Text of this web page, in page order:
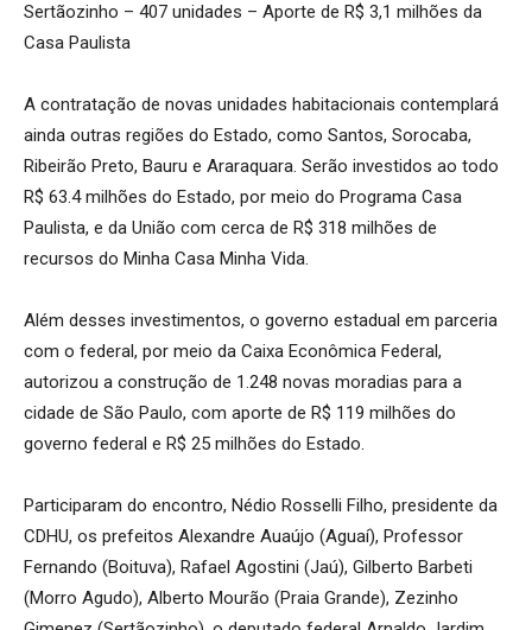
Sertãozinho – 407 unidades – Aporte de R$ 3,1 milhões da
Casa Paulista
A contratação de novas unidades habitacionais contemplará
ainda outras regiões do Estado, como Santos, Sorocaba,
Ribeirão Preto, Bauru e Araraquara. Serão investidos ao todo
R$ 63.4 milhões do Estado, por meio do Programa Casa
Paulista, e da União com cerca de R$ 318 milhões de
recursos do Minha Casa Minha Vida.
Além desses investimentos, o governo estadual em parceria
com o federal, por meio da Caixa Econômica Federal,
autorizou a construção de 1.248 novas moradias para a
cidade de São Paulo, com aporte de R$ 119 milhões do
governo federal e R$ 25 milhões do Estado.
Participaram do encontro, Nédio Rosselli Filho, presidente da
CDHU, os prefeitos Alexandre Auaújo (Aguaí), Professor
Fernando (Boituva), Rafael Agostini (Jaú), Gilberto Barbeti
(Morro Agudo), Alberto Mourão (Praia Grande), Zezinho